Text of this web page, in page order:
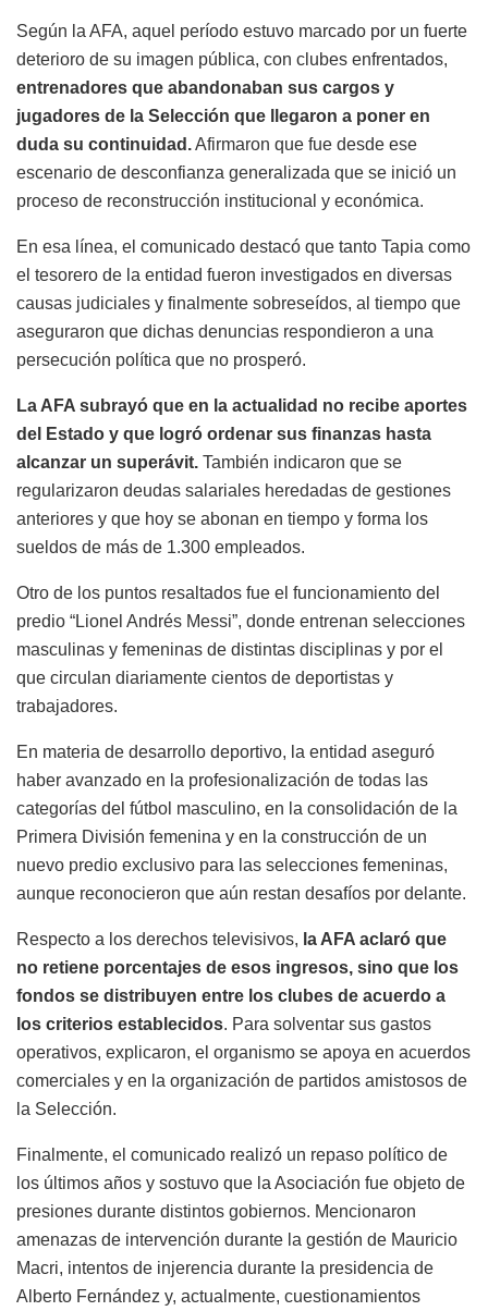
Según la AFA, aquel período estuvo marcado por un fuerte
deterioro de su imagen pública, con clubes enfrentados,
entrenadores que abandonaban sus cargos y
jugadores de la Selección que llegaron a poner en
duda su continuidad.Afirmaron que fue desde ese
escenario de desconfianza generalizada que se inició un
proceso de reconstrucción institucional y económica.
En esa línea, el comunicado destacó que tanto Tapia como
el tesorero de la entidad fueron investigados en diversas
causas judiciales y finalmente sobreseídos, al tiempo que
aseguraron que dichas denuncias respondieron a una
persecución política que no prosperó.
La AFA subrayó que en la actualidad no recibe aportes
del Estado y que logró ordenar sus finanzas hasta
alcanzar un superávit. También indicaron que se
regularizaron deudas salariales heredadas de gestiones
anteriores y que hoy se abonan en tiempo y forma los
sueldos de más de 1.300 empleados.
Otro de los puntos resaltados fue el funcionamiento del
predio “Lionel Andrés Messi”, donde entrenan selecciones
masculinas y femeninas de distintas disciplinas y por el
que circulan diariamente cientos de deportistas y
trabajadores.
En materia de desarrollo deportivo, la entidad aseguró
haber avanzado en la profesionalización de todas las
categorías del fútbol masculino, en la consolidación de la
Primera División femenina y en la construcción de un
nuevo predio exclusivo para las selecciones femeninas,
aunque reconocieron que aún restan desafíos por delante.
Respecto a los derechos televisivos, la AFA aclaró que
no retiene porcentajes de esos ingresos, sino que los
fondos se distribuyen entre los clubes de acuerdo a
los criterios establecidos. Para solventar sus gastos
operativos, explicaron, el organismo se apoya en acuerdos
comerciales y en la organización de partidos amistosos de
la Selección.
Finalmente, el comunicado realizó un repaso político de
los últimos años y sostuvo que la Asociación fue objeto de
presiones durante distintos gobiernos. Mencionaron
amenazas de intervención durante la gestión de Mauricio
Macri, intentos de injerencia durante la presidencia de
Alberto Fernández y, actualmente, cuestionamientos